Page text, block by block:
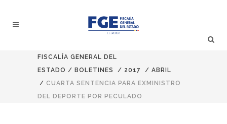
FISCALÍA GENERAL DEL
ESTADO / BOLETINES / 2017 / ABRIL
/ CUARTA SENTENCIA PARA EXMINISTRO
DEL DEPORTE POR PECULADO ​